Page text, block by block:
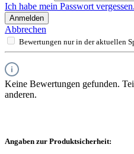
Ich habe mein Passwort vergessen.
Anmelden
Abbrechen
Bewertungen nur in der aktuellen
Keine Bewertungen gefunden.
anderen.
Angaben zur Produktsicherheit: